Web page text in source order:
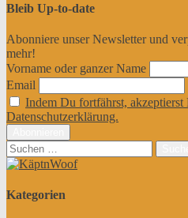
Bleib Up-to-date
Abonniere unser Newsletter und
mehr!
Vorname oder ganzer Name
Email
Indem Du fortfährst, akzeptierst
Datenschutzerklärung.
Suchen
nach:
Kategorien